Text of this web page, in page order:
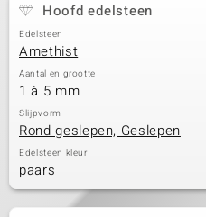
Hoofd edelsteen
Edelsteen
Amethist
Aantal en grootte
1 à 5 mm
Slijpvorm
Rond geslepen, Geslepen
Edelsteen kleur
paars